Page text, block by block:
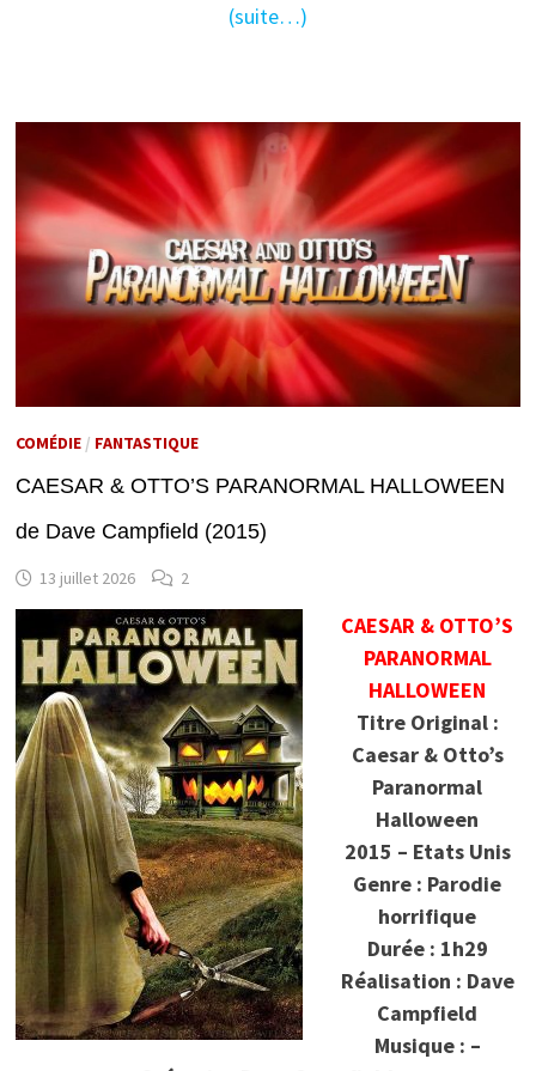
(suite…)
COMÉDIE/ FANTASTIQUE
CAESAR & OTTO’S PARANORMAL HALLOWEEN
de Dave Campfield (2015)
13 juillet 2026 2
CAESAR & OTTO’S
PARANORMAL
HALLOWEEN
Titre Original :
Caesar & Otto’s
Paranormal
Halloween
2015 – Etats Unis
Genre : Parodie
horrifique
Durée : 1h29
Réalisation : Dave
Campfield
Musique : –